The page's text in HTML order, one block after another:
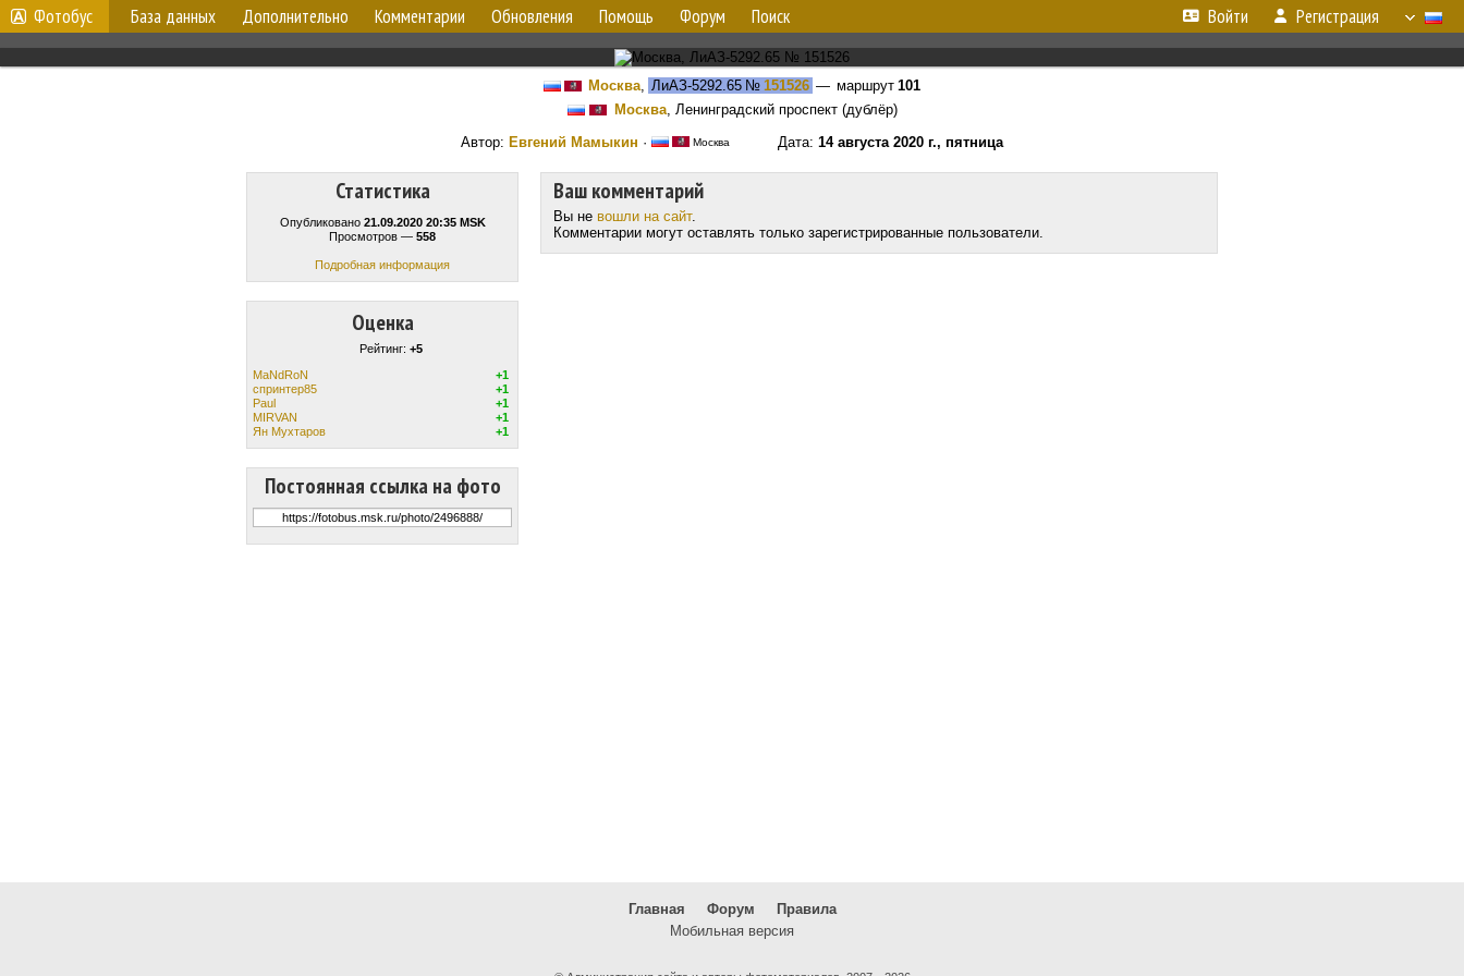
Фотобус База данных Дополнительно Комментарии Обновления Помощь Форум Поиск Войти Регистрация
Москва, ЛиАЗ-5292.65 № 151526 — маршрут 101
Москва, Ленинградский проспект (дублёр)
Автор: Евгений Мамыкин · Москва Дата: 14 августа 2020 г., пятница
Статистика
Опубликовано 21.09.2020 20:35 MSK
Просмотров — 558
Подробная информация
Оценка
Рейтинг: +5
MaNdRoN
+1
спринтер85
+1
Paul
+1
MIRVAN
+1
Ян Мухтаров
+1
Постоянная ссылка на фото
Ваш комментарий
Вы не вошли на сайт.
Комментарии могут оставлять только зарегистрированные пользователи.
Главная Форум
Правила
Мобильная версия